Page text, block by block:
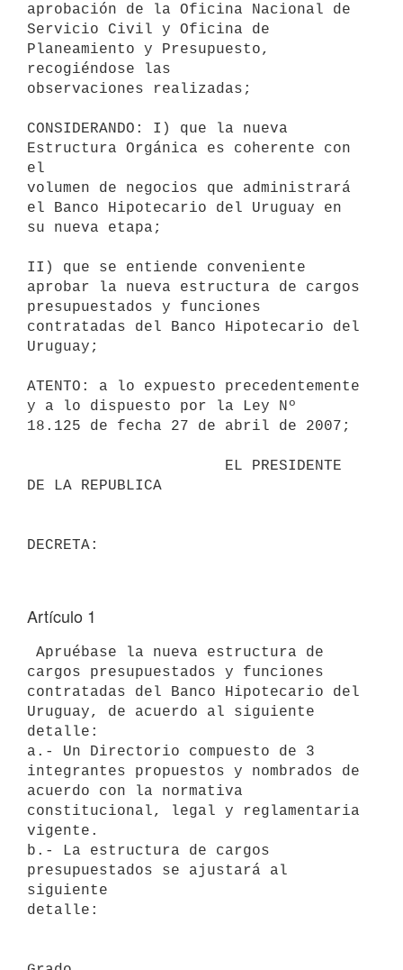
aprobación de la Oficina Nacional de
Servicio Civil y Oficina de
Planeamiento y Presupuesto,
recogiéndose las
observaciones realizadas;
CONSIDERANDO: I) que la nueva
Estructura Orgánica es coherente con
el
volumen de negocios que administrará
el Banco Hipotecario del Uruguay en
su nueva etapa;
II) que se entiende conveniente
aprobar la nueva estructura de cargos
presupuestados y funciones
contratadas del Banco Hipotecario del
Uruguay;
ATENTO: a lo expuesto precedentemente
y a lo dispuesto por la Ley Nº
18.125 de fecha 27 de abril de 2007;
DE LA REPUBLICA
Artículo 1
cargos presupuestados y funciones
contratadas del Banco Hipotecario del
Uruguay, de acuerdo al siguiente
detalle:
a.- Un Directorio compuesto de 3
integrantes propuestos y nombrados de
acuerdo con la normativa
constitucional, legal y reglamentaria
vigente.
b.- La estructura de cargos
presupuestados se ajustará al
siguiente
detalle: